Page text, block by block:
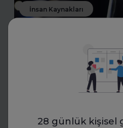
28 günlük kişisel
İnsan Kaynakları
İnsan Kaynakları